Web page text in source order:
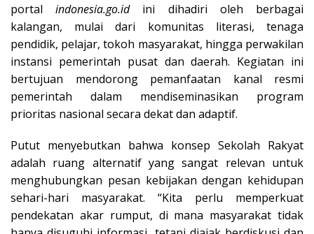
portalindonesia.go.idini dihadiri oleh berbagai
kalangan, mulai dari komunitas literasi, tenaga
pendidik, pelajar, tokoh masyarakat, hingga perwakilan
instansi pemerintah pusat dan daerah. Kegiatan ini
bertujuan mendorong pemanfaatan kanal resmi
pemerintah dalam mendiseminasikan program
prioritas nasional secara dekat dan adaptif.
Putut menyebutkan bahwa konsep Sekolah Rakyat
adalah ruang alternatif yang sangat relevan untuk
menghubungkan pesan kebijakan dengan kehidupan
sehari-hari masyarakat. “Kita perlu memperkuat
pendekatan akar rumput, di mana masyarakat tidak